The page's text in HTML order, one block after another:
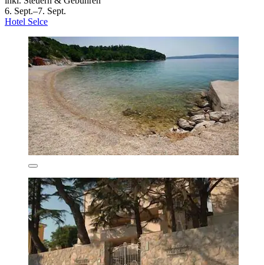
6. Sept.–7. Sept.
Hotel Selce